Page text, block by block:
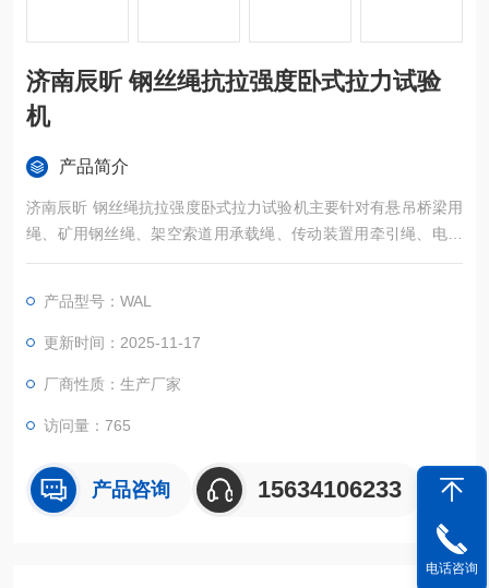
济南辰昕 钢丝绳抗拉强度卧式拉力试验
机
产品简介
济南辰昕 钢丝绳抗拉强度卧式拉力试验机主要针对有悬吊桥梁用
绳、矿用钢丝绳、架空索道用承载绳、传动装置用牵引绳、电梯
用绳等各种钢丝绳做拉断强度、抗拉强度、拉断伸长率、延伸
产品型号：WAL
更新时间：2025-11-17
厂商性质：生产厂家
访问量：765
产品咨询 15634106233
电话咨询